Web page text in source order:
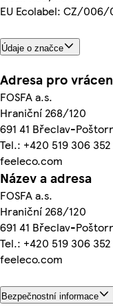
EU Ecolabel: CZ/006/
Údaje o značce
Adresa pro
FOSFA a.s.
Hraniční 268/120
691 41 Břeclav-
Tel.: +420 519 306 352
feeleco.com
Název a adresa
FOSFA a.s.
Hraniční 268/120
691 41 Břeclav-
Tel.: +420 519 306 352
feeleco.com
Bezpečnostní informace